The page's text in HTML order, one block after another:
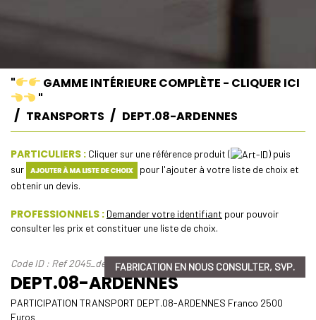
"
GAMME INTÉRIEURE COMPLÈTE - CLIQUER ICI
"
TRANSPORTS
DEPT.08-ARDENNES
PARTICULIERS : Cliquer sur une référence produit (
) puis
sur
pour l'ajouter à votre liste de choix et
obtenir un devis.
PROFESSIONNELS : Demander votre identifiant pour pouvoir
consulter les prix et constituer une liste de choix.
Code ID : Ref 2045_dept-08-ardennes
DEPT.08-ARDENNES
FABRICATION EN NOUS CONSULTER, SVP.
PARTICIPATION TRANSPORT DEPT.08-ARDENNES Franco 2500
Euros